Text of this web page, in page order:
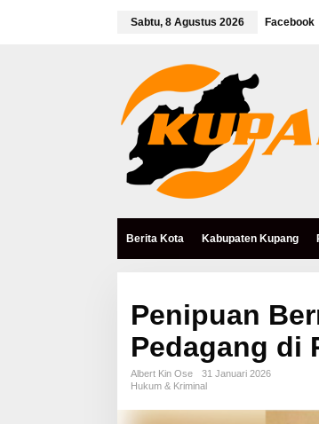
Sabtu, 8 Agustus 2026 Facebook
Berita Kota Kabupaten Kupang
Penipuan
Pedagang di
Albert Kin Ose
31 Januari 2026
Hukum & Kriminal